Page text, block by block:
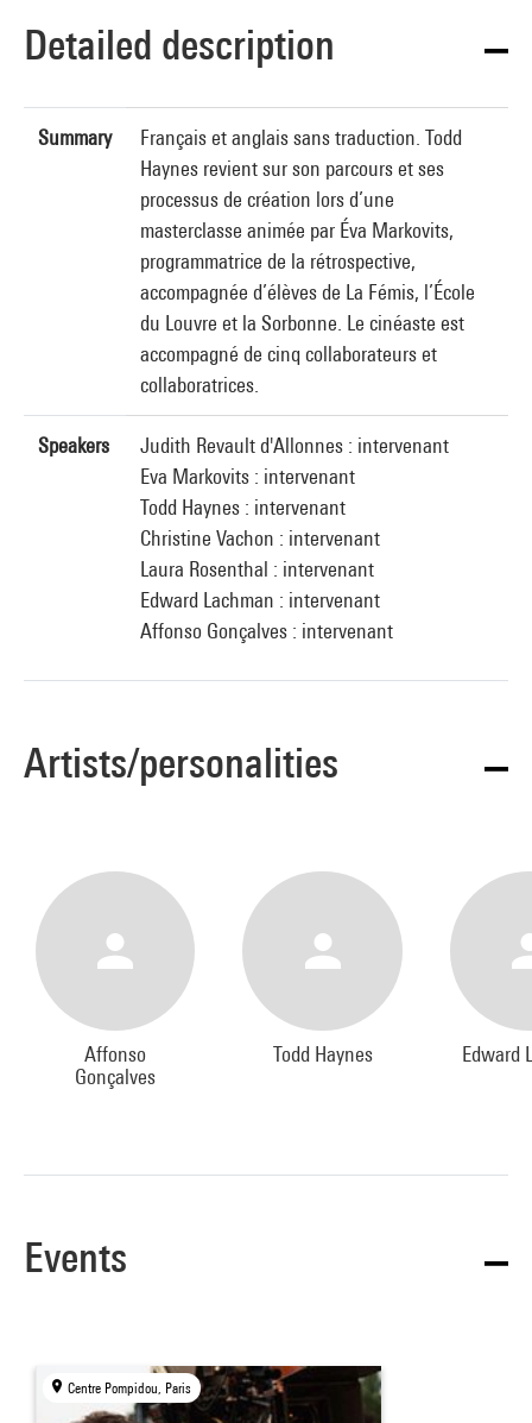
Detailed description
Summary
Français et anglais sans traduction. Todd
Haynes revient sur son parcours et ses
processus de création lors d’une
masterclasse animée par Éva Markovits,
programmatrice de la rétrospective,
accompagnée d’élèves de La Fémis, l’École
du Louvre et la Sorbonne. Le cinéaste est
accompagné de cinq collaborateurs et
collaboratrices.
Speakers
Judith Revault d'Allonnes : intervenant
Eva Markovits : intervenant
Todd Haynes : intervenant
Christine Vachon : intervenant
Laura Rosenthal : intervenant
Edward Lachman : intervenant
Affonso Gonçalves : intervenant
Artists/personalities
Affonso
Gonçalves
Todd Haynes Edward
Events
Centre Pompidou, Paris